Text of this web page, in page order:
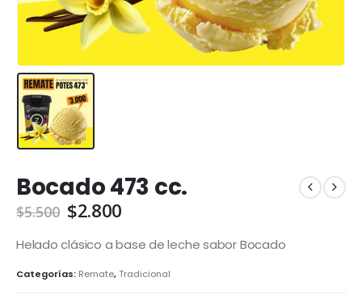
Bocado 473 cc.
$5.500 El
precio
original
$5.500.
$2.800El
actual
$2.800.
Helado clásico a base de leche sabor Bocado
Categorías: Remate,Tradicional